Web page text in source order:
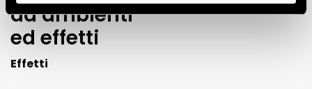
da ambienti
ed effetti
Effetti